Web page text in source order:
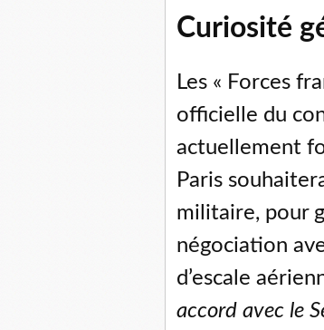
Curiosité
Les « Forces
officielle du
actuellement
Paris
militaire, pour
négociation
d’escale
accord avec le